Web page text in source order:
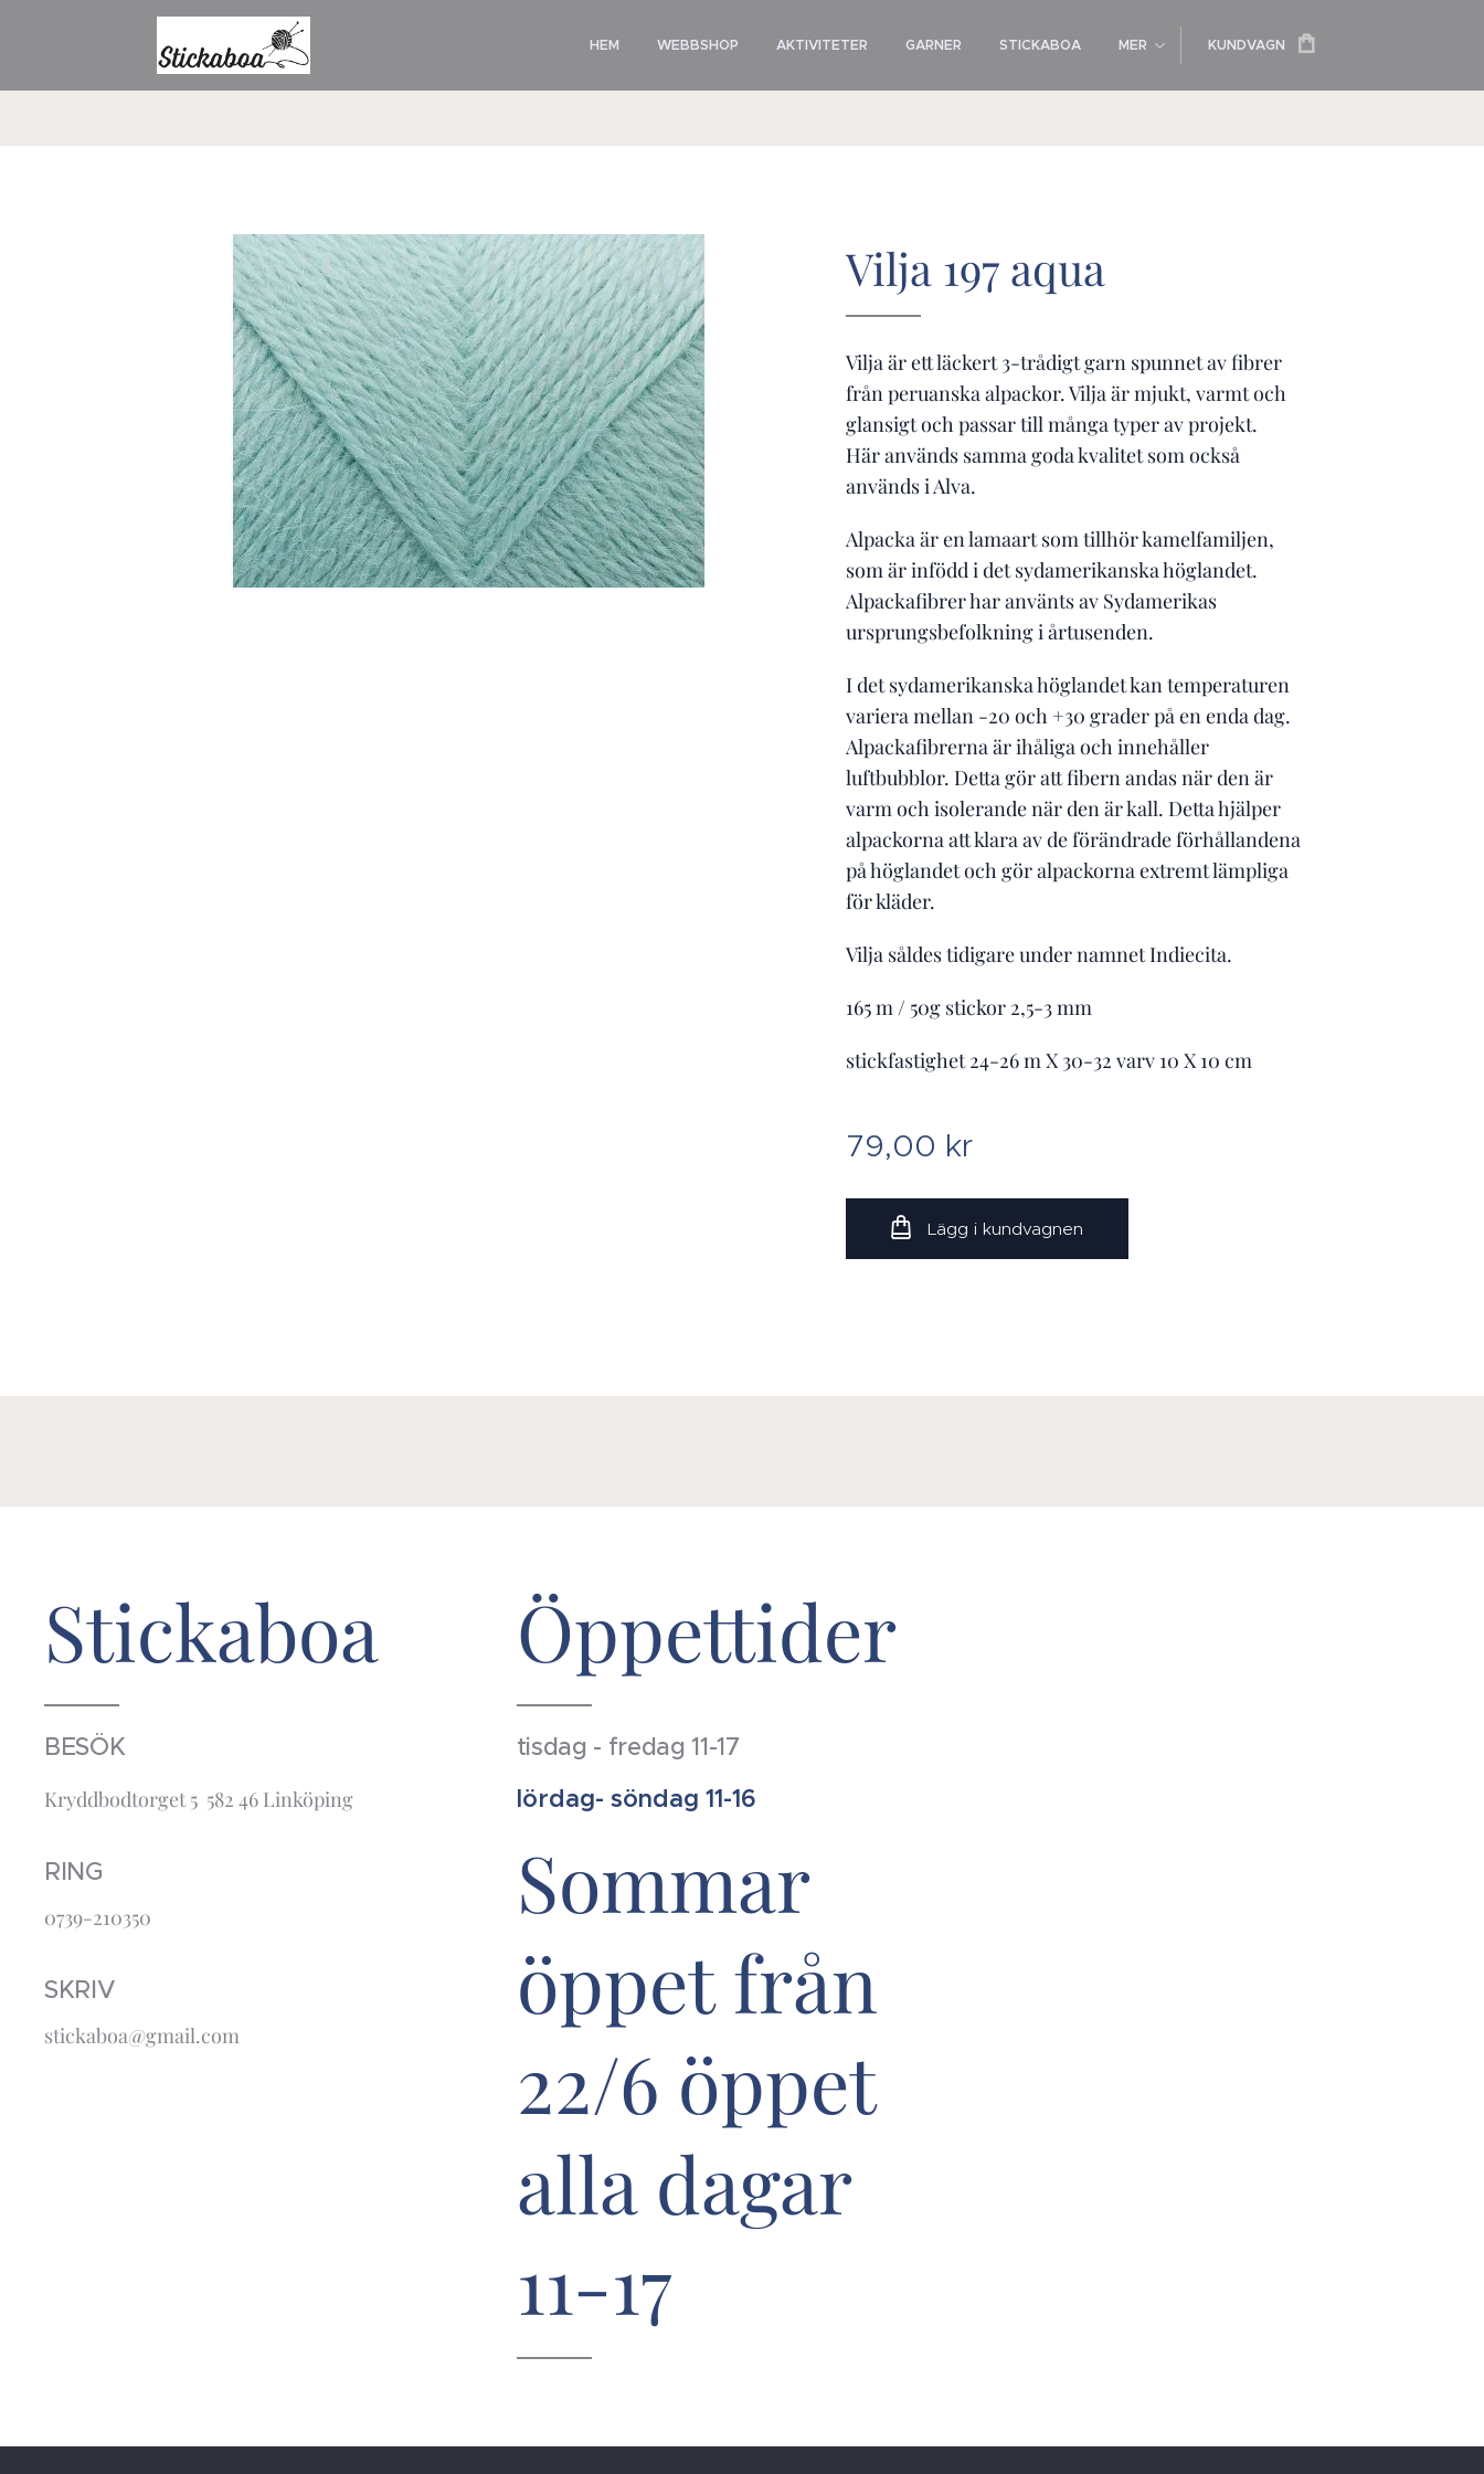
HEM WEBBSHOP AKTIVITETER GARNER STICKABOA MER KUNDVAGN
Vilja 197 aqua
Vilja är ett läckert 3-trådigt garn spunnet av fibrer
från peruanska alpackor. Vilja är mjukt, varmt och
glansigt och passar till många typer av projekt.
Här används samma goda kvalitet som också
används i Alva.
Alpacka är en lamaart som tillhör kamelfamiljen,
som är infödd i det sydamerikanska höglandet.
Alpackafibrer har använts av Sydamerikas
ursprungsbefolkning i årtusenden.
I det sydamerikanska höglandet kan temperaturen
variera mellan -20 och +30 grader på en enda dag.
Alpackafibrerna är ihåliga och innehåller
luftbubblor. Detta gör att fibern andas när den är
varm och isolerande när den är kall. Detta hjälper
alpackorna att klara av de förändrade förhållandena
på höglandet och gör alpackorna extremt lämpliga
för kläder.
Vilja såldes tidigare under namnet Indiecita.
165 m / 50g stickor 2,5-3 mm
stickfastighet 24-26 m X 30-32 varv 10 X 10 cm
79,00 kr
Lägg i kundvagnen
Stickaboa
BESÖK
Kryddbodtorget 5 582 46 Linköping
RING
0739-210350
SKRIV
stickaboa@gmail.com
Öppettider
tisdag - fredag 11-17
lördag- söndag 11-16
Sommar
öppet från
22/6 öppet
alla dagar
11-17